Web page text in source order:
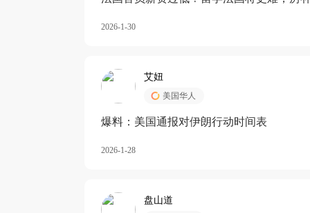
2026-1-30
艾妞
美国华人
爆料：美国通报对伊朗行动时间表
2026-1-28
盘山道